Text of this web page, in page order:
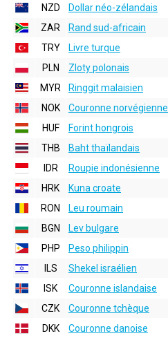
NZD
Dollar néo-zélandais
ZAR
Rand sud-africain
TRY
Livre turque
PLN
Zloty polonais
MYR
Ringgit malaisien
NOK
Couronne norvégienne
HUF
Forint hongrois
THB
Baht thaïlandais
IDR
Roupie indonésienne
HRK
Kuna croate
RON
Leu roumain
BGN
Lev bulgare
PHP
Peso philippin
ILS
Shekel israélien
ISK
Couronne islandaise
CZK
Couronne tchèque
DKK
Couronne danoise